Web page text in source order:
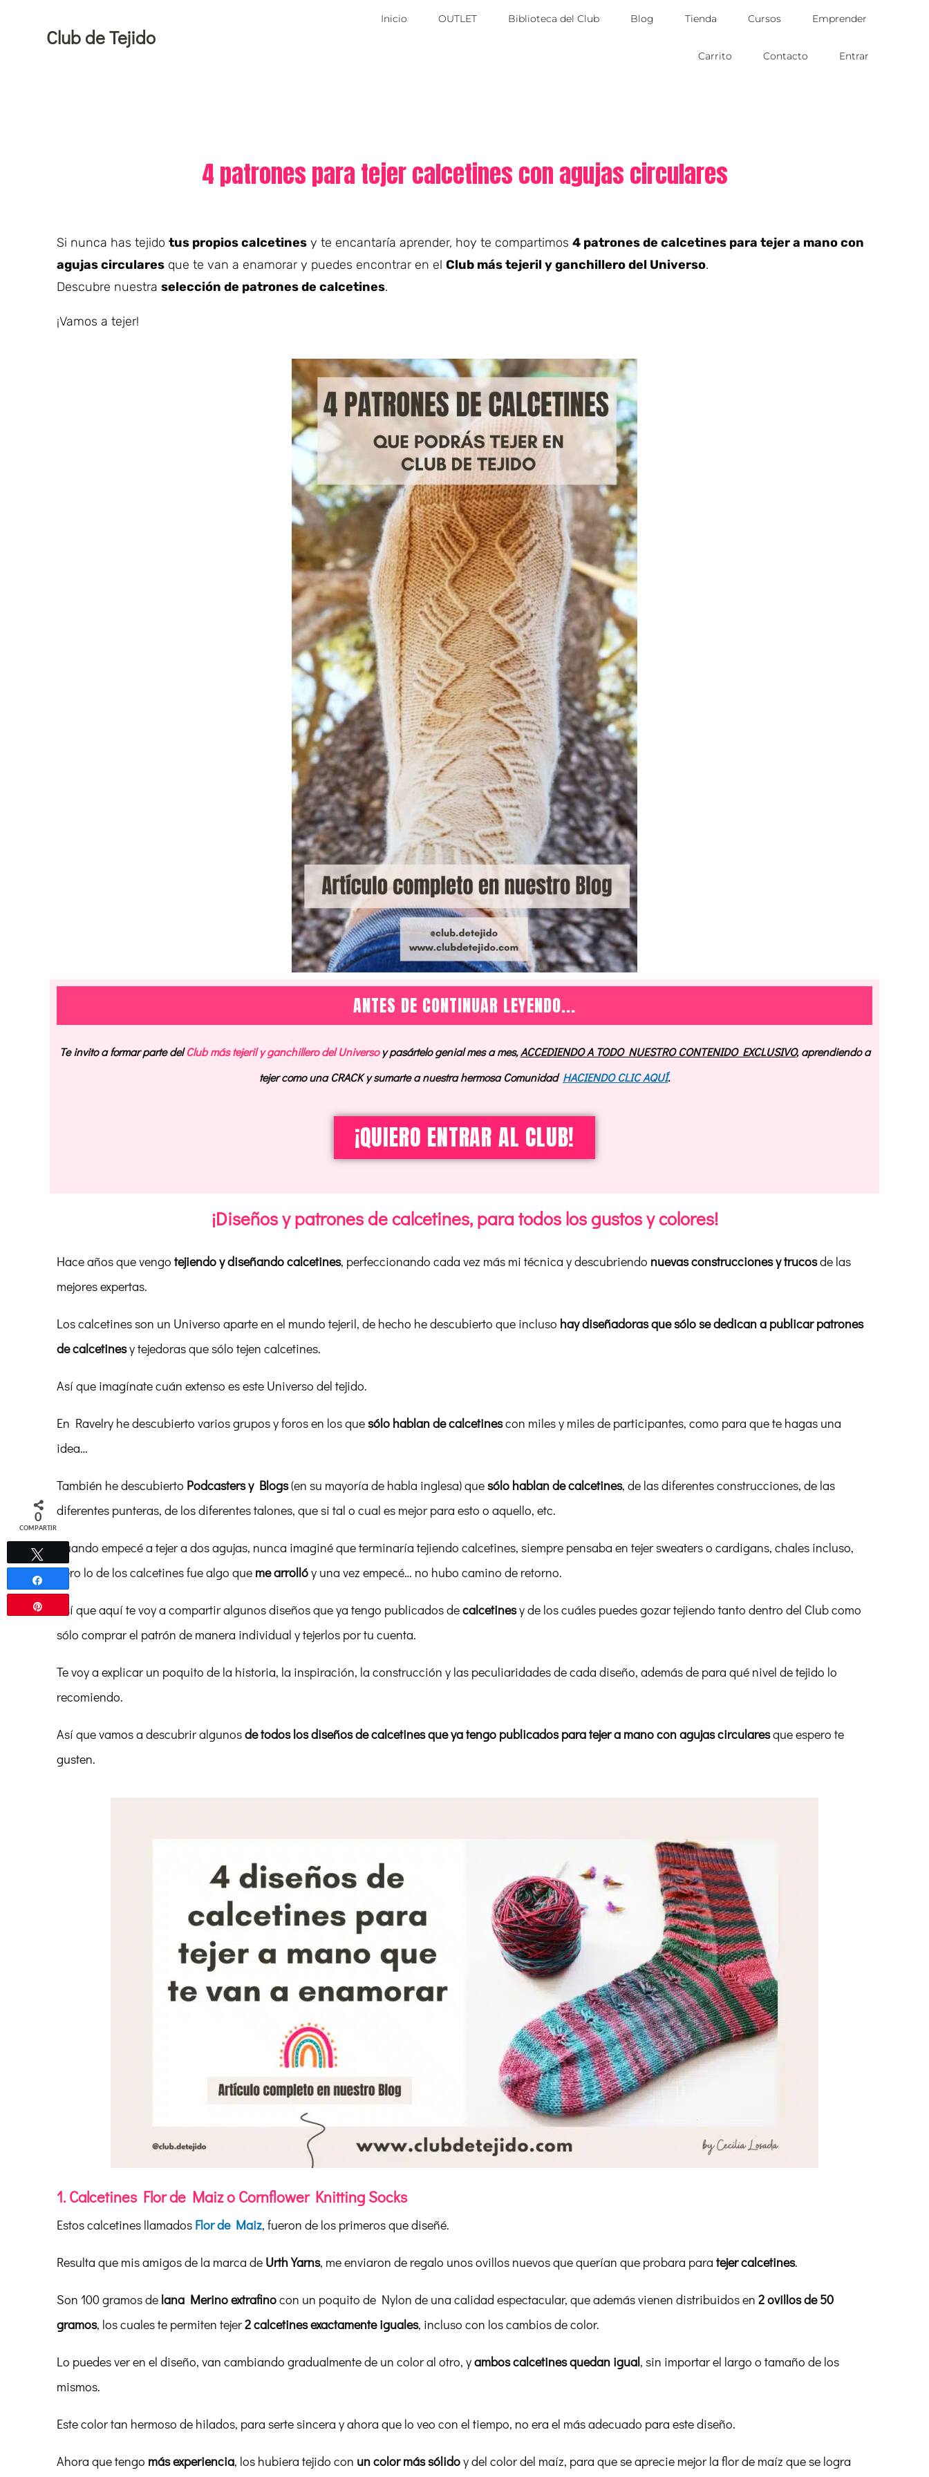
Club de Tejido
Inicio OUTLET Biblioteca del Club Blog Tienda Cursos Emprender
Carrito Contacto Entrar
4 patrones para tejer calcetines con agujas circulares
Si nunca has tejido tus propios calcetines y te encantaría aprender, hoy te compartimos 4 patrones de calcetines para tejer a mano con
agujas circulares que te van a enamorar y puedes encontrar en el Club más tejeril y ganchillero del Universo.
Descubre nuestra selección de patrones de calcetines.
¡Vamos a tejer!
ANTES DE CONTINUAR LEYENDO...
Te invito a formar parte delClub más tejeril y ganchillero del Universoy pasártelo genial mes a mes,ACCEDIENDO A TODO NUESTRO CONTENIDO EXCLUSIVO, aprendiendo a
tejer como una CRACK y sumarte a nuestra hermosa Comunidad HACIENDO CLIC AQUÍ.
¡QUIERO ENTRAR AL CLUB!
¡Diseños y patrones de calcetines, para todos los gustos y colores!
Hace años que vengo tejiendo y diseñando calcetines, perfeccionando cada vez más mi técnica y descubriendo nuevas construcciones y trucosde las
mejores expertas.
Los calcetines son un Universo aparte en el mundo tejeril, de hecho he descubierto que incluso hay diseñadoras que sólo se dedican a publicar patrones
de calcetinesy tejedoras que sólo tejen calcetines.
Así que imagínate cuán extenso es este Universo del tejido.
En Ravelry he descubierto varios grupos y foros en los quesólo hablan de calcetinescon miles y miles de participantes, como para que te hagas una
idea…
También he descubierto Podcasters y Blogs(en su mayoría de habla inglesa) quesólo hablan de calcetines, de las diferentes construcciones, de las
diferentes punteras, de los diferentes talones, que si tal o cual es mejor para esto o aquello, etc.
Cuando empecé a tejer a dos agujas, nunca imaginé que terminaría tejiendo calcetines, siempre pensaba en tejer sweaters o cardigans, chales incluso,
pero lo de los calcetines fue algo que me arrollóy una vez empecé… no hubo camino de retorno.
Así que aquí te voy a compartir algunos diseños que ya tengo publicados decalcetinesy de los cuáles puedes gozar tejiendo tanto dentro del Club como
sólo comprar el patrón de manera individual y tejerlos por tu cuenta.
Te voy a explicar un poquito de la historia, la inspiración, la construcción y las peculiaridades de cada diseño, además de para qué nivel de tejido lo
recomiendo.
Así que vamos a descubrir algunosde todos los diseños de calcetines que ya tengo publicados para tejer a mano con agujas circularesque espero te
gusten.
1. Calcetines Flor de Maiz o Cornflower Knitting Socks
Estos calcetines llamados Flor de Maiz, fueron de los primeros que diseñé.
Resulta que mis amigos de la marca de Urth Yarns, me enviaron de regalo unos ovillos nuevos que querían que probara para tejer calcetines.
Son 100 gramos de lana Merino extrafinocon un poquito de Nylon de una calidad espectacular, que además vienen distribuidos en 2 ovillos de 50
gramos, los cuales te permiten tejer2 calcetines exactamente iguales, incluso con los cambios de color.
Lo puedes ver en el diseño, van cambiando gradualmente de un color al otro, yambos calcetines quedan igual, sin importar el largo o tamaño de los
mismos.
Este color tan hermoso de hilados, para serte sincera y ahora que lo veo con el tiempo, no era el más adecuado para este diseño.
Ahora que tengo más experiencia, los hubiera tejido con un color más sólidoy del color del maíz, para que se aprecie mejor la flor de maíz que se logra
0
COMPARTIR
Twittear
Compartir